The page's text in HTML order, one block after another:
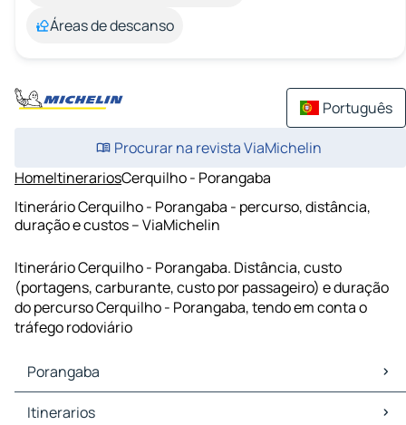
Áreas de descanso
Português
Procurar na revista ViaMichelin
HomeItinerariosCerquilho - Porangaba
Itinerário Cerquilho - Porangaba - percurso, distância,
duração e custos – ViaMichelin
Itinerário Cerquilho - Porangaba. Distância, custo
(portagens, carburante, custo por passageiro) e duração
do percurso Cerquilho - Porangaba, tendo em conta o
tráfego rodoviário
Porangaba
Porangaba Mapas Plantas
Itinerarios